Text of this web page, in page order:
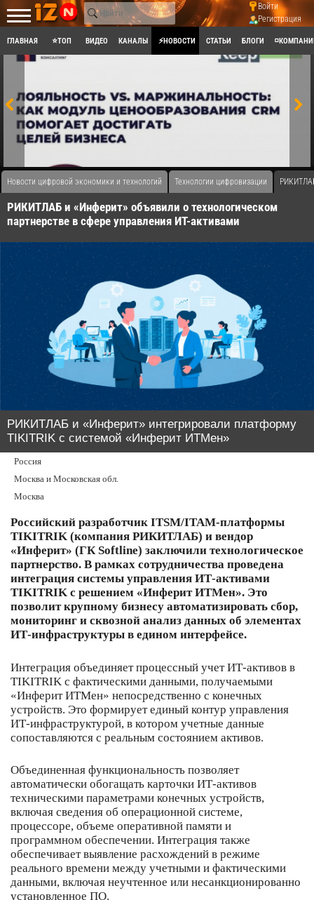
Войти
Регистрация
ГЛАВНАЯ ⭐ТОП ВИДЕО КАНАЛЫ ⚡НОВОСТИ СТАТЬИ БЛОГИ
Новости цифровой экономики и технологий Технологии цифровизации
РИКИТЛАБ и «Инферит» объявили о технологическом
партнерстве в сфере управления ИТ-активами
РИКИТЛАБ и «Инферит» интегрировали платформу
TIKITRIK с системой «Инферит ИТМен»
Россия
Москва и Московская обл.
Москва
Российский разработчик ITSM/ITAM-платформы
TIKITRIK (компания РИКИТЛАБ) и вендор
«Инферит» (ГК Softline) заключили технологическое
партнерство. В рамках сотрудничества проведена
интеграция системы управления ИТ-активами
TIKITRIK с решением «Инферит ИТМен». Это
позволит крупному бизнесу автоматизировать сбор,
мониторинг и сквозной анализ данных об элементах
ИТ-инфраструктуры в едином интерфейсе.
Интеграция объединяет процессный учет ИТ-активов в
TIKITRIK с фактическими данными, получаемыми
«Инферит ИТМен» непосредственно с конечных
устройств. Это формирует единый контур управления
ИТ-инфраструктурой, в котором учетные данные
сопоставляются с реальным состоянием активов.
Объединенная функциональность позволяет
автоматически обогащать карточки ИТ-активов
техническими параметрами конечных устройств,
включая сведения об операционной системе,
процессоре, объеме оперативной памяти и
программном обеспечении. Интеграция также
обеспечивает выявление расхождений в режиме
реального времени между учетными и фактическими
данными, включая неучтенное или несанкционированно
установленное ПО.